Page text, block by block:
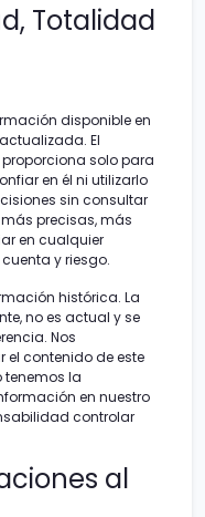
Totalidad
disponible en
El
solo para
en él ni utilizarlo
sin consultar
precisas, más
en cualquier
y riesgo.
histórica. La
no es actual y se
Nos
el contenido de este
tenemos la
en nuestro
controlar
al